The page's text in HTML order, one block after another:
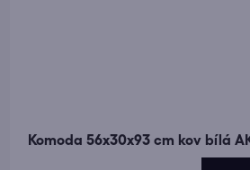
Komoda 56x30x93 cm kov bílá